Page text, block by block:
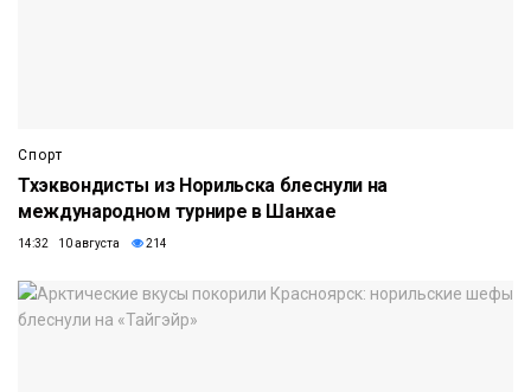
Спорт
Тхэквондисты из Норильска блеснули на
международном турнире в Шанхае
14:32 10 августа 214